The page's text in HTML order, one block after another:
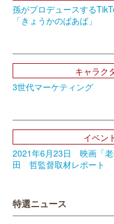
孫がプロデュースする
「きょうかのばあば」
キャラク
3世代マーケティング
イベン
2021年6月23日 映画「老
田 哲監督取材レポート
特選ニュース